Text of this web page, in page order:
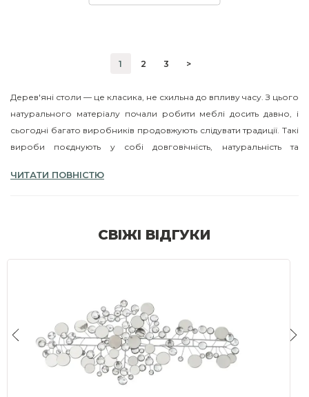
1 2 3 >
Дерев'яні столи — це класика, не схильна до впливу часу. З цього
натурального матеріалу почали робити меблі досить давно, і
сьогодні багато виробників продовжують слідувати традиції. Такі
вироби поєднують у собі довговічність, натуральність та
нашому магазині ви можете купити дерев'яні столи та створити
ЧОМУ ВАРТО ВИБРАТИ ДЕРЕВ'ЯНИЙ СТІЛ
ЧИТАТИ ПОВНІСТЮ
СВІЖІ ВІДГУКИ